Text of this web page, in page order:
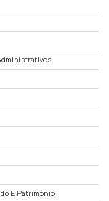
E Patrimônio